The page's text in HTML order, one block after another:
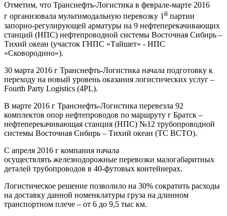
Отметим, что Транснефть-Логистика в феврале-марте 2016
г организовала мультимодальную перевозку 1й партии
запорно-регулирующей арматуры на 9 нефтеперекачивающих
станций (НПС) нефтепроводной системы Восточная Сибирь –
Тихий океан (участок ГНПС «Тайшет» - НПС
«Сковородино»).
30 марта 2016 г Транснефть-Логистика начала подготовку к
переходу на новый уровень оказания логистических услуг –
Fourth Party Logistics (4PL).
В марте 2016 г Транснефть-Логистика перевезла 92
комплектов опор нефтепроводов по маршруту г Братск –
нефтеперекачивающая станция (НПС) №12 трубопроводной
системы Восточная Сибирь – Тихий океан (ТС ВСТО).
С апреля 2016 г компания начала
осуществлять железнодорожные перевозки малогабаритных
деталей трубопроводов в 40-футовых контейнерах.
Логистическое решение позволило на 30% сократить расходы
на доставку данной номенклатуры груза на длинном
транспортном плече – от 6 до 9,5 тыс км.